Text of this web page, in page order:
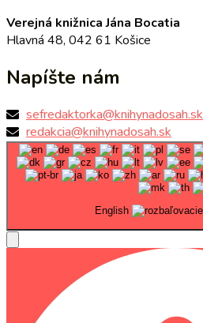
Verejná knižnica Jána Bocatia
Hlavná 48, 042 61 Košice
Napíšte nám
sefredaktorka@knihynadosah.sk
redakcia@knihynadosah.sk
English